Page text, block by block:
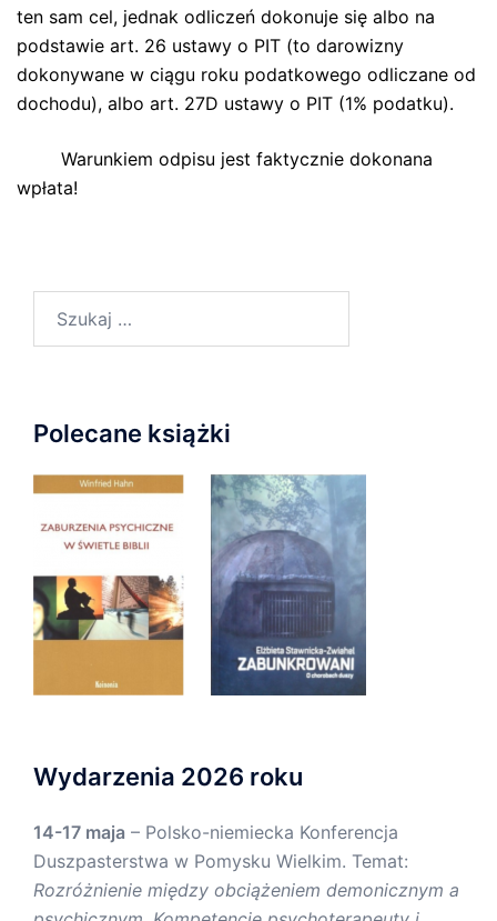
ten sam cel, jednak odliczeń dokonuje się albo na
podstawie art. 26 ustawy o PIT (to darowizny
dokonywane w ciągu roku podatkowego odliczane od
dochodu), albo art. 27D ustawy o PIT (1% podatku).
Warunkiem odpisu jest faktycznie dokonana
wpłata!
Polecane książki
Wydarzenia 2026 roku
14-17 maja – Polsko-niemiecka Konferencja
Duszpasterstwa w Pomysku Wielkim. Temat:
Rozróżnienie między obciążeniem demonicznym a